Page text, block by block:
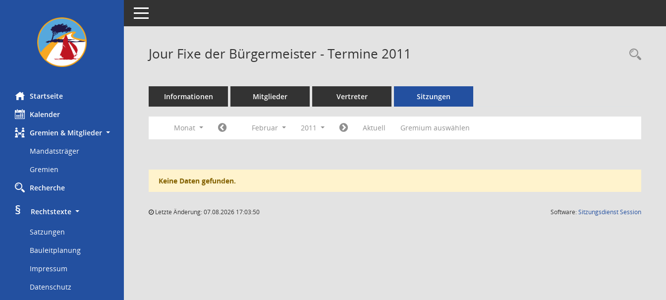
Startseite
Kalender
Gremien & Mitglieder
Mandatsträger
Gremien
Recherche
§
     Rechtstexte
Satzungen
Bauleitplanung
Impressum
Datenschutz
Toggle navigation
Jour Fixe der Bürgermeister - Termine 2011
Informationen Mitglieder Vertreter Sitzungen
Monat Februar 2011 Aktuell Gremium auswählen
Keine Daten gefunden.
Letzte Änderung: 07.08.2026 17:03:50 Software:SitzungsdienstSession(Wird in